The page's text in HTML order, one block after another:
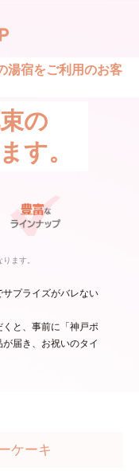
湯宿をご利用のお客
の
す。
ます。
プライズがバレない
と、事前に「神戸ポ
届き、お祝いのタイ
ケーキ